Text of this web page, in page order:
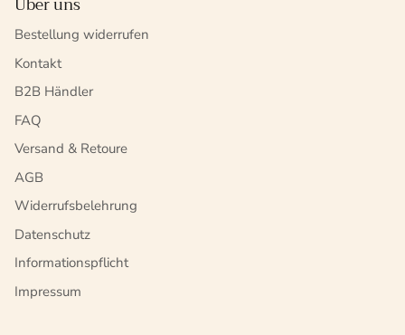
Bestellung widerrufen
Kontakt
B2B Händler
FAQ
Versand & Retoure
AGB
Widerrufsbelehrung
Datenschutz
Informationspflicht
Impressum